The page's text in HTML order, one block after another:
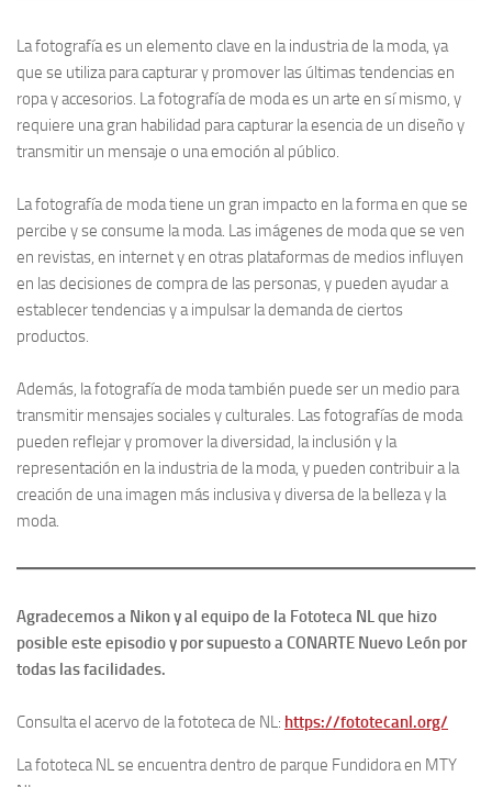
La fotografía es un elemento clave en la industria de la moda, ya
que se utiliza para capturar y promover las últimas tendencias en
ropa y accesorios. La fotografía de moda es un arte en sí mismo, y
requiere una gran habilidad para capturar la esencia de un diseño y
transmitir un mensaje o una emoción al público.
La fotografía de moda tiene un gran impacto en la forma en que se
percibe y se consume la moda. Las imágenes de moda que se ven
en revistas, en internet y en otras plataformas de medios influyen
en las decisiones de compra de las personas, y pueden ayudar a
establecer tendencias y a impulsar la demanda de ciertos
productos.
Además, la fotografía de moda también puede ser un medio para
transmitir mensajes sociales y culturales. Las fotografías de moda
pueden reflejar y promover la diversidad, la inclusión y la
representación en la industria de la moda, y pueden contribuir a la
creación de una imagen más inclusiva y diversa de la belleza y la
moda.
Agradecemos a Nikon y al equipo de la Fototeca NL que hizo
posible este episodio y por supuesto a CONARTE Nuevo León por
todas las facilidades.
Consulta el acervo de la fototeca de NL: https://fototecanl.org/
La fototeca NL se encuentra dentro de parque Fundidora en MTY